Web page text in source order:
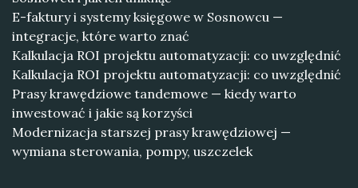
E-faktury i systemy księgowe w Sosnowcu —
integracje, które warto znać
Kalkulacja ROI projektu automatyzacji: co uwzględnić
Kalkulacja ROI projektu automatyzacji: co uwzględnić
Prasy krawędziowe tandemowe — kiedy warto
inwestować i jakie są korzyści
Modernizacja starszej prasy krawędziowej —
wymiana sterowania, pompy, uszczelek